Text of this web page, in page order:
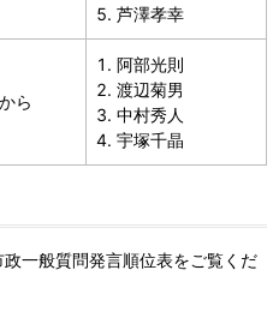
芦澤孝幸
ら
阿部光則
渡辺菊男
中村秀人
宇塚千晶
一般質問発言順位表をご覧くだ